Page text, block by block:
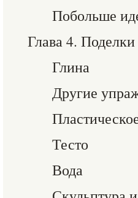
Побольше
Глава 4. Поделки
Глина
Другие
Тесто
Вода